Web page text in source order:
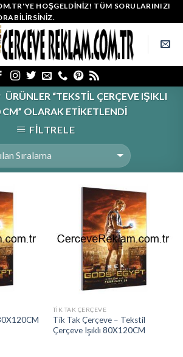
HOŞGELDINIZ! TÜM SORULARINIZI
ÜRÜNLER “TEKSTİL ÇERÇEVE IŞIKLI
OLARAK ETIKETLENDI
FILTRELE
TIK TAK ÇERÇEVE
Tik Tak Çerçeve – Tekstil
Çerçeve Işıklı 80X120CM